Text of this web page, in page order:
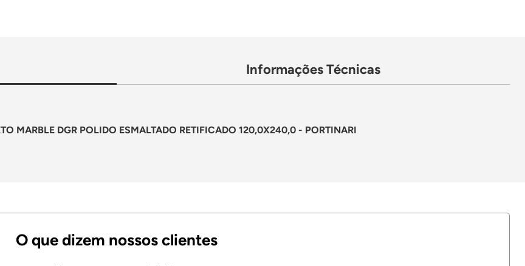
Informações Técnicas
MARBLE DGR POLIDO ESMALTADO RETIFICADO 120,0X240,0 - PORTINARI